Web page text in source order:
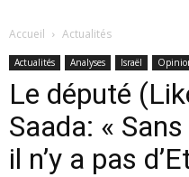
Accueil Actualités
Actualités Analyses Israël
Le député
Saada: «
il n’y a pas